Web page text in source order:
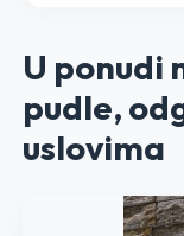
U ponudi
pudle,
uslovima